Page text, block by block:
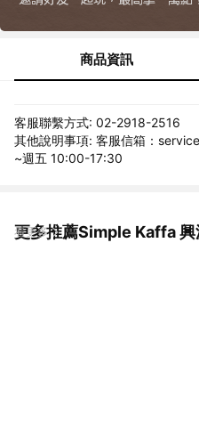
商品資訊
客服聯繫方式: 02-2918-2516
其他說明事項: 客服信箱：
~週五 10:00-17:30
更多推薦Simple Kaffa 興
看更多